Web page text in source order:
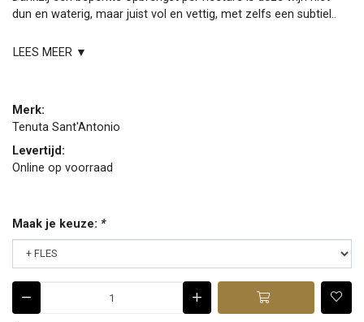
dun en waterig, maar juist vol en vettig, met zelfs een subtiel..
LEES MEER ▼
Merk:
Tenuta Sant'Antonio
Levertijd:
Online op voorraad
Maak je keuze: *